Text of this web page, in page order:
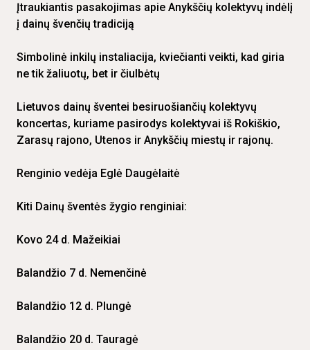
Įtraukiantis pasakojimas apie Anykščių kolektyvų indėlį
į dainų švenčių tradiciją
Simbolinė inkilų instaliacija, kviečianti veikti, kad giria
ne tik žaliuotų, bet ir čiulbėtų
Lietuvos dainų šventei besiruošiančių kolektyvų
koncertas, kuriame pasirodys kolektyvai iš Rokiškio,
Zarasų rajono, Utenos ir Anykščių miestų ir rajonų.
Renginio vedėja Eglė Daugėlaitė
Kiti Dainų šventės žygio renginiai:
Kovo 24 d. Mažeikiai
Balandžio 7 d. Nemenčinė
Balandžio 12 d. Plungė
Balandžio 20 d. Tauragė